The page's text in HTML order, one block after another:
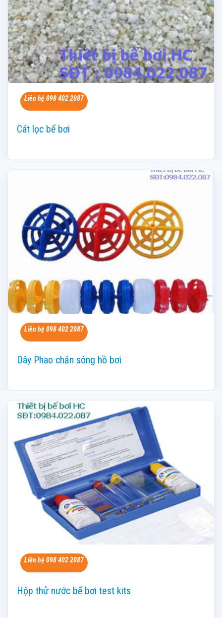
Liên hệ 098 402 2087
Cát lọc bể bơi
Liên hệ 098 402 2087
Dây Phao chắn sóng hồ bơi
Liên hệ 098 402 2087
Hộp thử nước bể bơi test kits